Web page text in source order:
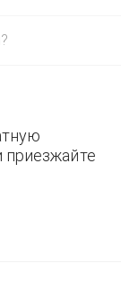
приезжайте